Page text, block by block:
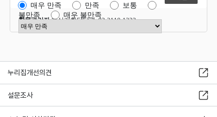
매우 만족 만족
보통
불만족
매우 불만족
만족도 점수 선택
항목관리자혁신기획담당관 02-2110-1323
누리집개선의견
설문조사